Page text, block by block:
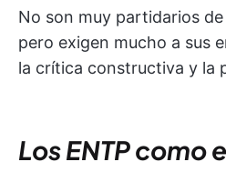
No son muy partidarios
pero exigen mucho a sus
la crítica constructiva y la
Los ENTP como